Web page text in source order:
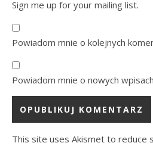
Sign me up for your mailing list.
Powiadom mnie o kolejnych
Powiadom mnie o nowych
This site uses Akismet to reduce